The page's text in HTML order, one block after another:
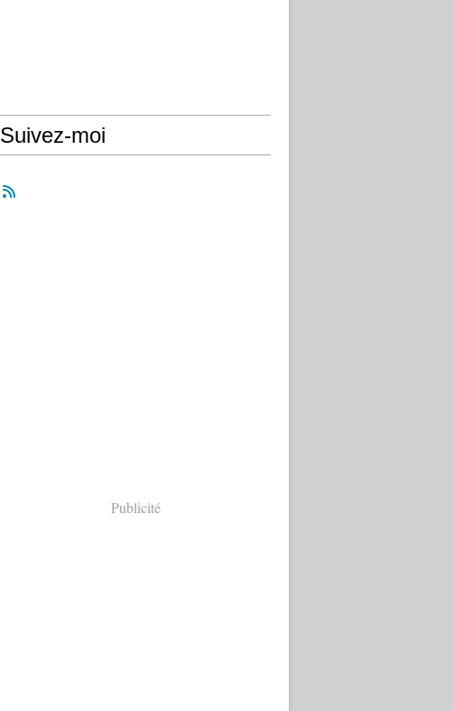
Suivez-moi
Publicité